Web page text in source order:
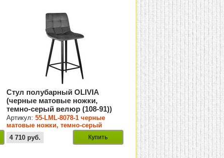
Стул полубарный OLIVIA
(черные матовые ножки,
темно-серый велюр (108-91))
Артикул:55-LML-8078-1 черные
матовые ножки, темно-серый
велюр (108-91)
4 710 руб. Купить